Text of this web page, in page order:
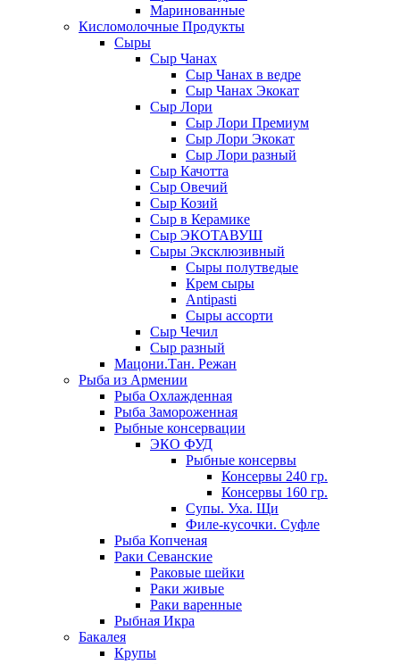
Маринованные
Кисломолочные Продукты
Сыры
Сыр Чанах
Сыр Чанах в ведре
Сыр Чанах Экокат
Сыр Лори
Сыр Лори Премиум
Сыр Лори Экокат
Сыр Лори разный
Сыр Качотта
Сыр Овечий
Сыр Козий
Сыр в Керамике
Сыр ЭКОТАВУШ
Сыры Эксклюзивный
Сыры полутведые
Крем сыры
Antipasti
Сыры ассорти
Сыр Чечил
Сыр разный
Мацони.Тан. Режан
Рыба из Армении
Рыба Охлажденная
Рыба Замороженная
Рыбные консервации
ЭКО ФУД
Рыбные консервы
Консервы 240 гр.
Консервы 160 гр.
Супы. Уха. Щи
Филе-кусочки. Суфле
Рыба Копченая
Раки Севанские
Раковые шейки
Раки живые
Раки варенные
Рыбная Икра
Бакалея
Крупы